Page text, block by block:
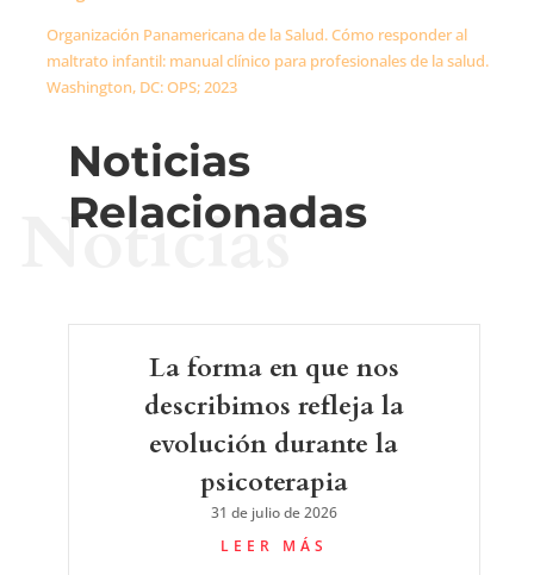
Organización Panamericana de la Salud. Cómo responder al
maltrato infantil: manual clínico para profesionales de la salud.
Washington, DC: OPS; 2023
Noticias
Relacionadas
Noticias
La forma en que nos
describimos refleja la
evolución durante la
psicoterapia
31 de julio de 2026
LEER MÁS